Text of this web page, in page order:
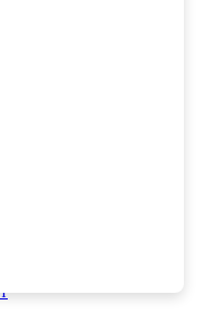
стержни
и пены